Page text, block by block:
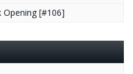
Opening [#106]